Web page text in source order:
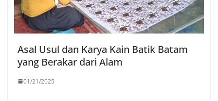
Asal Usul dan Karya Kain Batik Batam
yang Berakar dari Alam
01/21/2025